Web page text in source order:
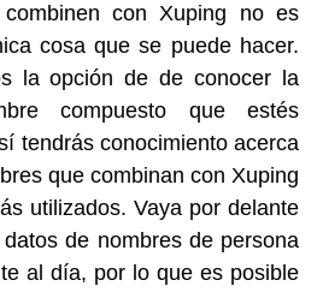
con Xuping no es
cosa que se puede hacer.
la opción de de conocer la
compuesto que estés
tendrás conocimiento acerca
que combinan con Xuping
utilizados. Vaya por delante
de nombres de persona
al día, por lo que es posible